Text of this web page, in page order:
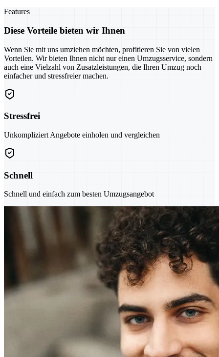
Features
Diese Vorteile bieten wir Ihnen
Wenn Sie mit uns umziehen möchten, profitieren Sie von vielen
Vorteilen. Wir bieten Ihnen nicht nur einen Umzugsservice, sondern
auch eine Vielzahl von Zusatzleistungen, die Ihren Umzug noch
einfacher und stressfreier machen.
Stressfrei
Unkompliziert Angebote einholen und vergleichen
Schnell
Schnell und einfach zum besten Umzugsangebot